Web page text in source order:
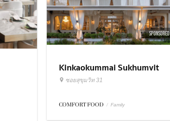
SPONSORED
Kinkaokummai Sukhumvit
31ซอยสุขุมวิท 31
COMFORT FOOD / Family